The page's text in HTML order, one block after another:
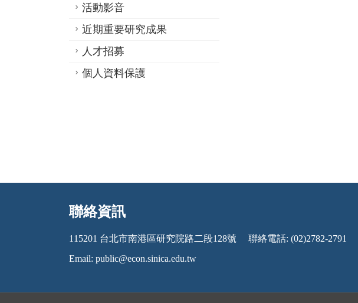
活動影音
近期重要研究成果
人才招募
個人資料保護
:::
聯絡資訊
115201 台北市南港區研究院路二段128號 聯絡電話: (02)2782-2791
Email: public@econ.sinica.edu.tw